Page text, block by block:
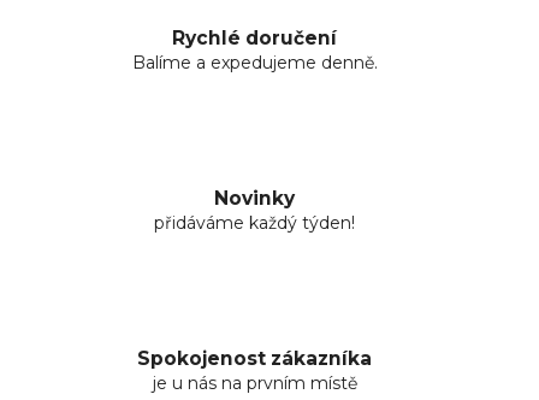
Rychlé doručení
Balíme a expedujeme denně.
Novinky
přidáváme každý týden!
Spokojenost zákazníka
je u nás na prvním místě